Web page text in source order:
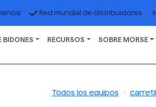
Red mundial de distribuidores
BIDONES RECURSOS SOBRE MORSE
Todos los equipos